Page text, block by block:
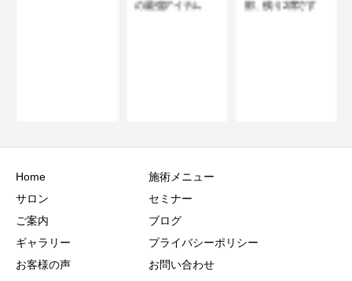
部、残り2席です
Home
サロン
ご案内
ギャラリー
お客様の声
施術メニュー
セミナー
ブログ
プライバシーポリシー
お問い合わせ